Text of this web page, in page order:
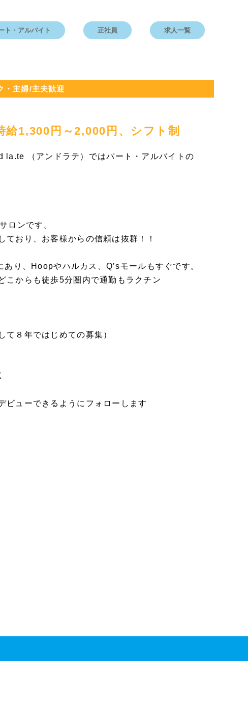
ト・アルバイト 正社員 求人一覧
・主婦/主夫歓迎
給1,300円～2,000円、シフト制
la.te （アンドラテ）ではパート・アルバイトの
ロンです。
おり、お客様からの信頼は抜群！！
り、Hoopやハルカス、Q’sモールもすぐです。
こからも徒歩5分圏内で通勤もラクチン
て８年ではじめての募集）
ビューできるようにフォローします